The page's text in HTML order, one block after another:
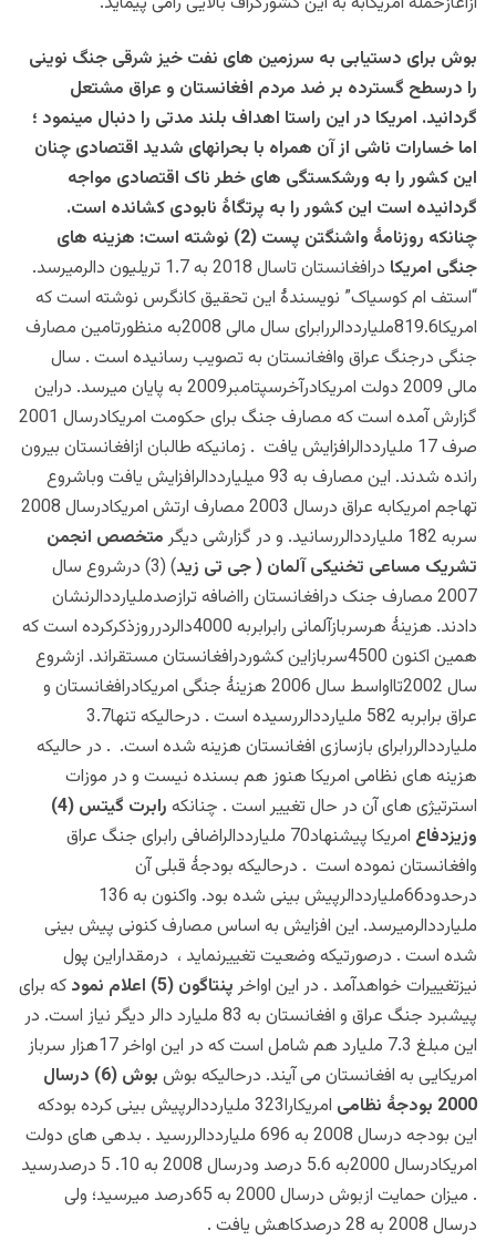
بوش برای دستیابی به سرزمین های نفت خیز شرقی جنگ نوینی
را درسطح گسترده بر ضد مردم افغانستان و عراق مشتعل
گردانید. امریکا در این راستا اهداف بلند مدتی را دنبال مینمود ؛
اما خسارات ناشی از آن همراه با بحرانهای شدید اقتصادی چنان
این کشور را به ورشکستگی های خطر ناک اقتصادی مواجه
گردانیده است این کشور را به پرتگاۀ نابودی کشانده است.
چنانکه
روزنامۀ واشنگتن پست (2) نوشته است: هزینه های
جنگی امریکا
درافغانستان تاسال 2018 به 1.7 تریلیون دالرمیرسد.
“استف ام کوسیاک” نویسندۀ این تحقیق کانگرس نوشته است که
امریکا819.6ملیارددالررابرای سال مالی 2008به منظورتامین مصارف
جنگی درجنگ عراق وافغانستان به تصویب رسانیده است . سال
مالی 2009 دولت امریکادرآخرسپتامبر2009 به پایان میرسد. دراین
گزارش آمده است که مصارف جنگ برای حکومت امریکادرسال 2001
صرف 17 ملیارددالرافزایش یافت . زمانیکه طالبان ازافغانستان بیرون
رانده شدند. این مصارف به 93 میلیارددالرافزایش یافت وباشروع
تهاجم امریکابه عراق درسال 2003 مصارف ارتش امریکادرسال 2008
سربه 182 ملیارددالررسانید
. و در گزارشی دیگر متخصص انجمن
تشریک مساعی تخنیکی آلمان ( جی تی زید) (3)
درشروع سال
2007 مصارف جنک درافغانستان رااضافه ترازصدملیارددالرنشان
دادند. هزینۀ هرسربازآلمانی رابرابربه 4000دالردرروزذکرکرده است که
همین اکنون 4500سربازاین کشوردرافغانستان مستقراند. ازشروع
سال 2002تااواسط سال 2006 هزینۀ جنگی امریکادرافغانستان و
عراق برابربه 582 ملیارددالررسیده است . درحالیکه تنها3.7
ملیارددالررابرای بازسازی افغانستان هزینه شده است. . در حالیکه
هزینه های نظامی امریکا هنوز هم بسنده نیست و در موزات
استرتیژی های آن در حال تغییر است . چنانکه
رابرت گیتس (4)
وزیزدفاع
امریکا پیشنهاد70 ملیارددالراضافی رابرای جنگ عراق
وافغانستان نموده است . درحالیکه بودجۀ قبلی آن
درحدود66ملیارددالرپیش بینی شده بود. واکنون به 136
ملیارددالرمیرسد. این افزایش به اساس مصارف کنونی پیش بینی
شده است . درصورتیکه وضعیت تغییرنماید ، درمقداراین پول
نیزتغییرات خواهدآمد . در این اواخر پنتاگون (5) اعلام نمود
که برای
پیشبرد جنگ عراق و افغانستان به 83 ملیارد دالر دیگر نیاز است. در
این مبلغ 7.3 ملیارد هم شامل است که در این اواخر 17هزار سرباز
امریکایی به افغانستان می آیند. درحالیکه بوش
بوش (6) درسال
2000 بودجۀ نظامی
امریکارا323 ملیارددالرپیش بینی کرده بودکه
این بودجه درسال 2008 به 696 ملیارددالررسید . بدهی های دولت
امریکادرسال 2000به 5.6 درصد ودرسال 2008 به 10. 5 درصدرسید
. میزان حمایت ازبوش درسال 2000 به 65درصد میرسید؛ ولی
درسال 2008 به 28 درصدکاهش یافت .